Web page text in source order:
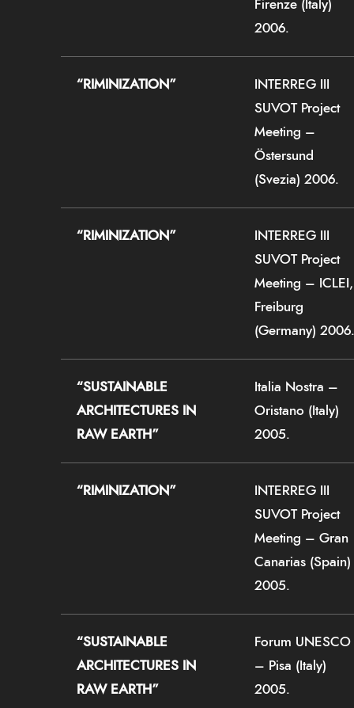
Firenze (Italy)
2006.
“RIMINIZATION”
INTERREG III
SUVOT Project
Meeting –
Östersund
(Svezia) 2006.
“RIMINIZATION”
INTERREG III
SUVOT Project
Meeting – ICLEI,
Freiburg
(Germany)
“SUSTAINABLE
ARCHITECTURES IN
RAW EARTH”
Italia Nostra –
Oristano (Italy)
2005.
“RIMINIZATION”
INTERREG III
SUVOT Project
Meeting – Gran
Canarias (Spain)
2005.
“SUSTAINABLE
ARCHITECTURES IN
RAW EARTH”
Forum UNESCO
– Pisa (Italy)
2005.